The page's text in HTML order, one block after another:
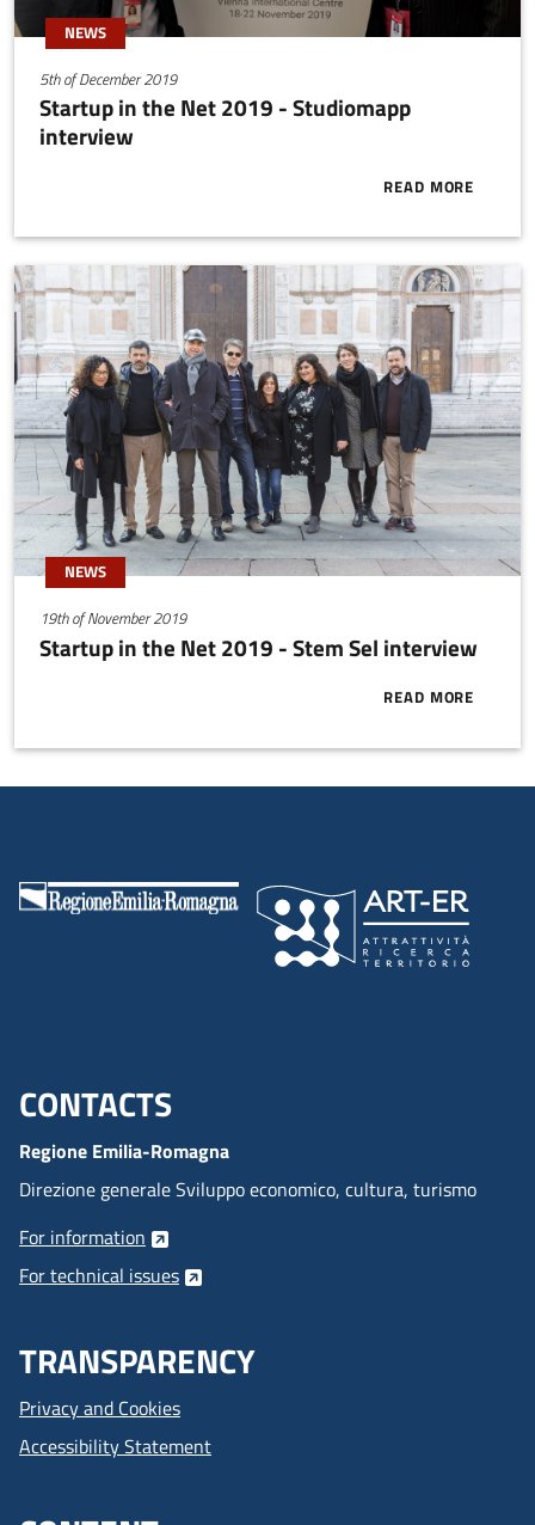
NEWS
5th of December 2019
Startup in the Net 2019 - Studiomapp
interview
READ MORE
ABOUT
NEWS
19th of November 2019
Startup in the Net 2019 - Stem Sel interview
READ MORE
ABOUT
Menu footer inglese
CONTACTS
Regione Emilia-Romagna
Direzione generale Sviluppo economico, cultura, turismo
For information
For technical issues
TRANSPARENCY
Privacy and Cookies
Accessibility Statement